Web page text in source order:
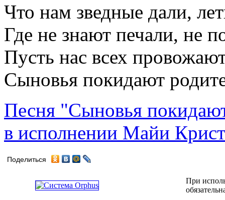
Что нам зведные дали,
Где не знают печали, не
Пусть нас всех
Сыновья покидают
Песня "Сыновья
в исполнении Майи
Поделиться
При